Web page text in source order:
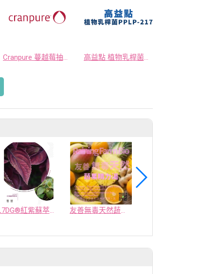
Cranpure 蔓越莓抽出物粉末 高益點 植物乳桿菌PPLP-217
L7DG®紅紫蘇萃取物 友善無毒天然蔬果精力湯